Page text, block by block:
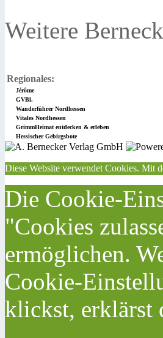
Weitere
Regionales:
Jérôme
GVBl.
Wanderführer Nordhessen
Vitales Nordhessen
GrimmHeimat entdecken & erleben
Hessischer Gebirgsbote
Diese Website verwendet Cookies. Mit
Die Cookie-
"Cookies
ermöglichen.
Cookie-
klickst, erklärst